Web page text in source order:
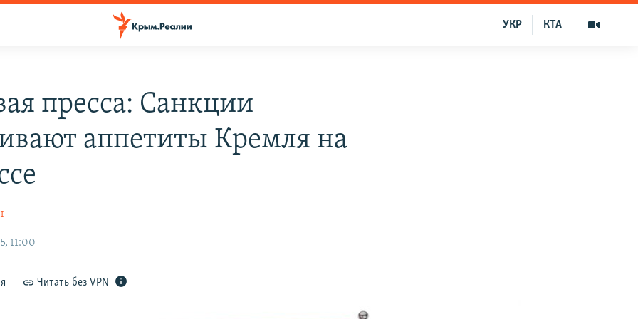
КТА
УКР
пресса: Санкции
аппетиты Кремля на
11:00
Читать без VPN